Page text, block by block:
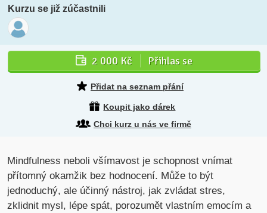
Kurzu se již zúčastnili
2 000 Kč Přihlas se
Přidat na seznam přání
Koupit jako dárek
Chci kurz u nás ve firmě
Mindfulness neboli všímavost je schopnost vnímat
přítomný okamžik bez hodnocení. Může to být
jednoduchý, ale účinný nástroj, jak zvládat stres,
zklidnit mysl, lépe spát, porozumět vlastním emocím a